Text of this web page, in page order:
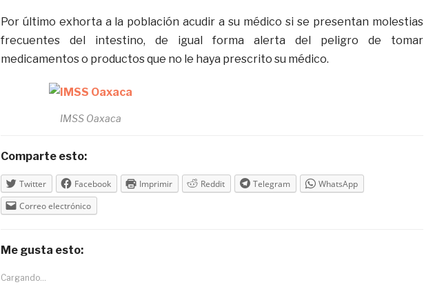
Por último exhorta a la población acudir a su médico si se presentan molestias
frecuentes del intestino, de igual forma alerta del peligro de tomar
medicamentos o productos que no le haya prescrito su médico.
IMSS Oaxaca
Comparte esto:
Twitter Facebook Imprimir Reddit Telegram
WhatsApp
Correo electrónico
Me gusta esto:
Cargando...